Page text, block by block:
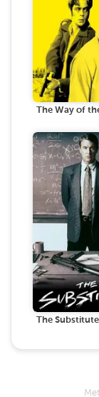
The Way of
The Substitute